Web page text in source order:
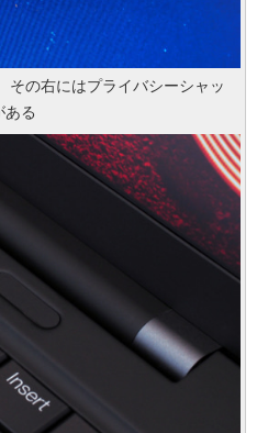
その右にはプライバシーシャッ
ある